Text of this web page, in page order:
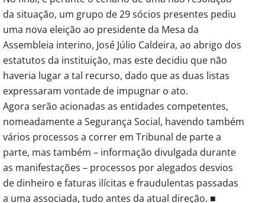
da situação, um grupo de 29 sócios presentes pediu
uma nova eleição ao presidente da Mesa da
Assembleia interino, José Júlio Caldeira, ao abrigo dos
estatutos da instituição, mas este decidiu que não
haveria lugar a tal recurso, dado que as duas listas
expressaram vontade de impugnar o ato.
Agora serão acionadas as entidades competentes,
nomeadamente a Segurança Social, havendo também
vários processos a correr em Tribunal de parte a
parte, mas também – informação divulgada durante
as manifestações – processos por alegados desvios
de dinheiro e faturas ilícitas e fraudulentas passadas
a uma associada, tudo antes da atual direção. ■